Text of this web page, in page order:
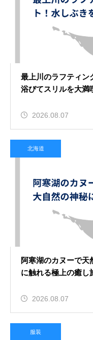
最上川のラフティン
浴びてスリルを大満
2026.08.07
北海道
阿寒湖のカヌーで
に触れる極上の癒し
2026.08.07
服装